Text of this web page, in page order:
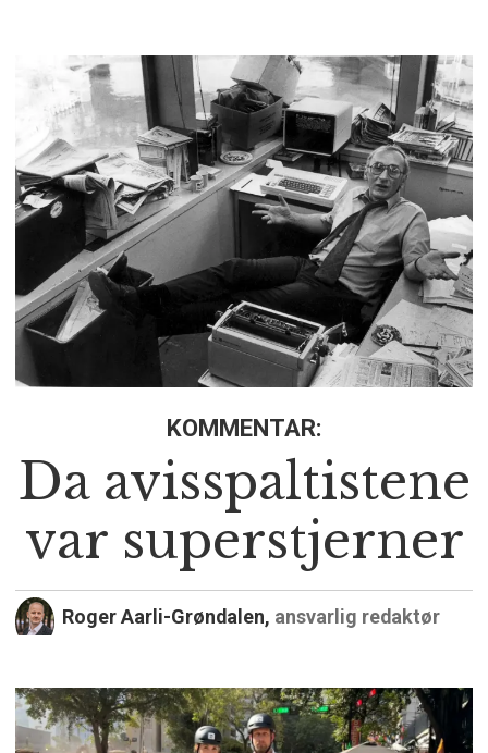
KOMMENTAR:
Da avisspaltistene
var superstjerner
Roger Aarli-Grøndalen, ansvarlig redaktør